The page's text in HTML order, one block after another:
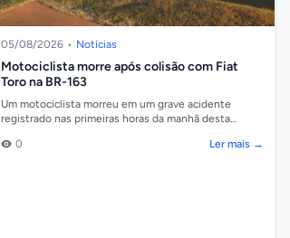
05/08/2026 • Notícias
Motociclista morre após colisão com Fiat
Toro na BR-163
Um motociclista morreu em um grave acidente
registrado nas primeiras horas da manhã desta
colisão...
0 Ler mais →